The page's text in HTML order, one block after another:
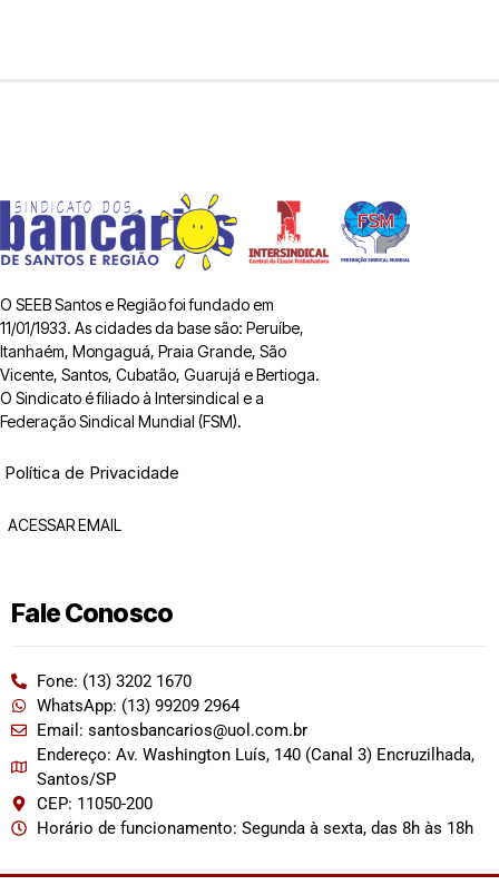
O SEEB Santos e Região foi fundado em
11/01/1933. As cidades da base são: Peruíbe,
Itanhaém, Mongaguá, Praia Grande, São
Vicente, Santos, Cubatão, Guarujá e Bertioga.
O Sindicato é filiado à Intersindical e a
Federação Sindical Mundial (FSM).
Política de Privacidade
ACESSAR EMAIL
Fale Conosco
Fone: (13) 3202 1670
WhatsApp: (13) 99209 2964
Email: santosbancarios@uol.com.br
Endereço: Av. Washington Luís, 140 (Canal 3) Encruzilhada,
Santos/SP
CEP: 11050-200
Horário de funcionamento: Segunda à sexta, das 8h às 18h